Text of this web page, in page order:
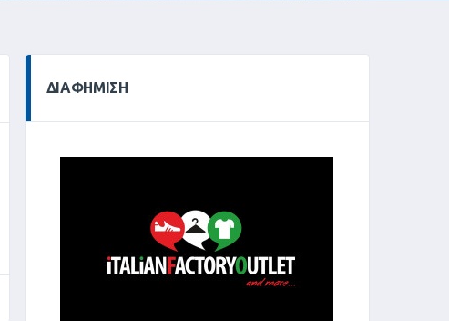
ΔΙΑΦΉΜΙΣΗ